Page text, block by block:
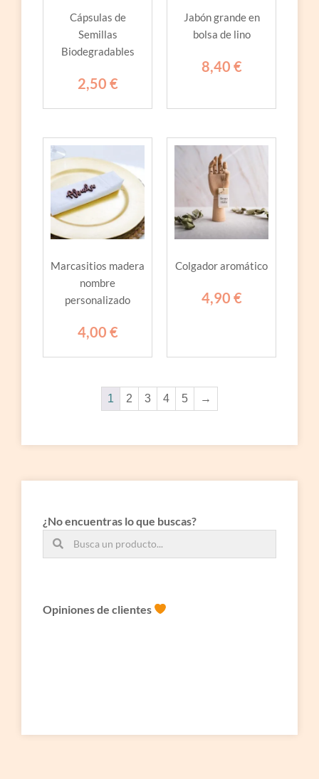
Cápsulas de
Semillas
Biodegradables
2,50 €
Jabón grande en
bolsa de lino
8,40 €
Marcasitios madera
nombre
personalizado
4,00 €
Colgador aromático
4,90 €
1 2 3 4 5 →
¿No encuentras lo que buscas?
Opiniones de clientes